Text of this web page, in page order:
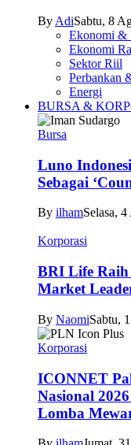
By AdiSabtu, 8
Ekonomi &
Ekonomi
Sektor Riil
Perbankan
Energi
BURSA &
Bursa
Luno
Sebagai
By ilhamSelasa,
Korporasi
BRI Life Raih
Market
By NaomiSabtu,
Korporasi
ICONNET
Nasional
Lomba